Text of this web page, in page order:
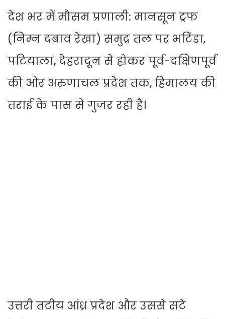
देश भर में मौसम प्रणाली: मानसून ट्रफ
(निम्न दबाव रेखा) समुद्र तल पर भटिंडा,
पटियाला, देहरादून से होकर पूर्व-दक्षिणपूर्व
की ओर अरुणाचल प्रदेश तक, हिमालय की
तराई के पास से गुजर रही है।
उत्तरी तटीय आंध्र प्रदेश और उससे सटे